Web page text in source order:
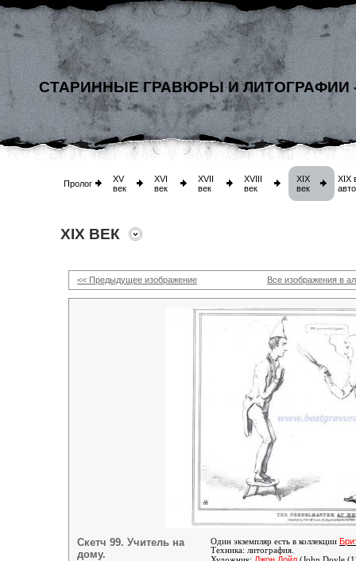
СТАРИННЫЕ ГРАВЮРЫ И ЛИТОГРАФИИ
Пролог
XV
век
XVI
век
XVII
век
XVIII
век
XIX
век
XIX
XIX ВЕК
<< Предыдущее изображение Все изображения в
Скетч 99. Учитель на
дому.
Один экземпляр есть в коллекции
Техника: литография.